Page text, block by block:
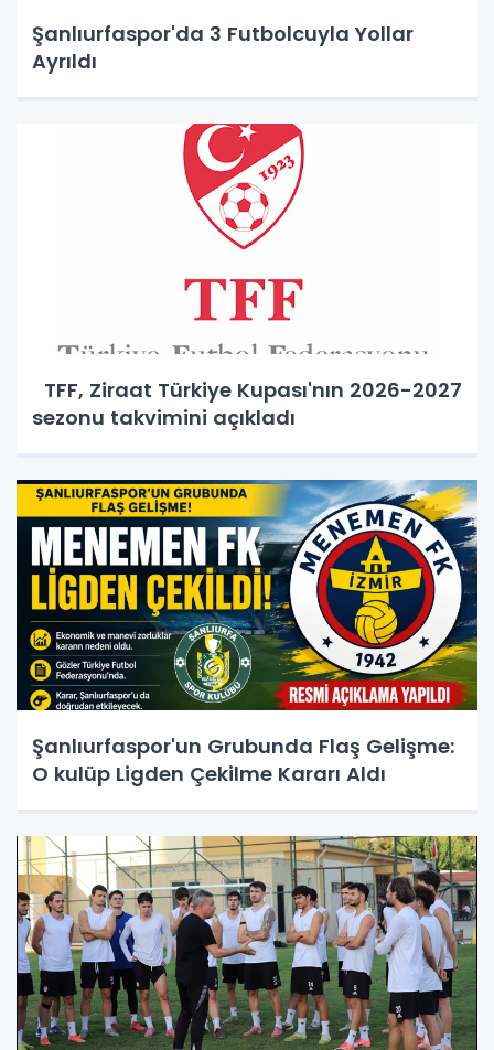
Şanlıurfaspor'da 3 Futbolcuyla Yollar
Ayrıldı
TFF, Ziraat Türkiye Kupası'nın 2026-2027
sezonu takvimini açıkladı
Şanlıurfaspor'un Grubunda Flaş Gelişme:
O kulüp Ligden Çekilme Kararı Aldı